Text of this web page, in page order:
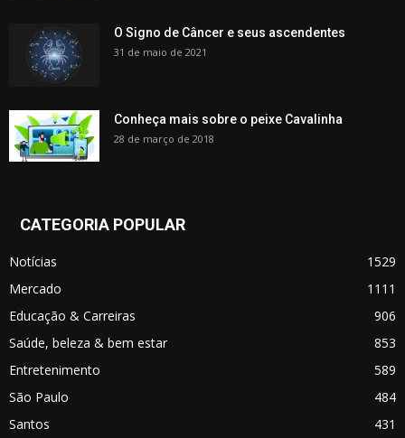
O Signo de Câncer e seus ascendentes
31 de maio de 2021
Conheça mais sobre o peixe Cavalinha
28 de março de 2018
CATEGORIA POPULAR
Notícias
1529
Mercado
1111
Educação & Carreiras
906
Saúde, beleza & bem estar
853
Entretenimento
589
São Paulo
484
Santos
431